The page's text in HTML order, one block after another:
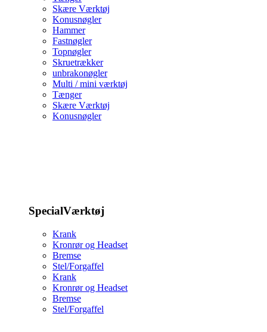
Skære Værktøj
Konusnøgler
Hammer
Fastnøgler
Topnøgler
Skruetrækker
unbrakonøgler
Multi / mini værktøj
Tænger
Skære Værktøj
Konusnøgler
SpecialVærktøj
Krank
Kronrør og Headset
Bremse
Stel/Forgaffel
Krank
Kronrør og Headset
Bremse
Stel/Forgaffel